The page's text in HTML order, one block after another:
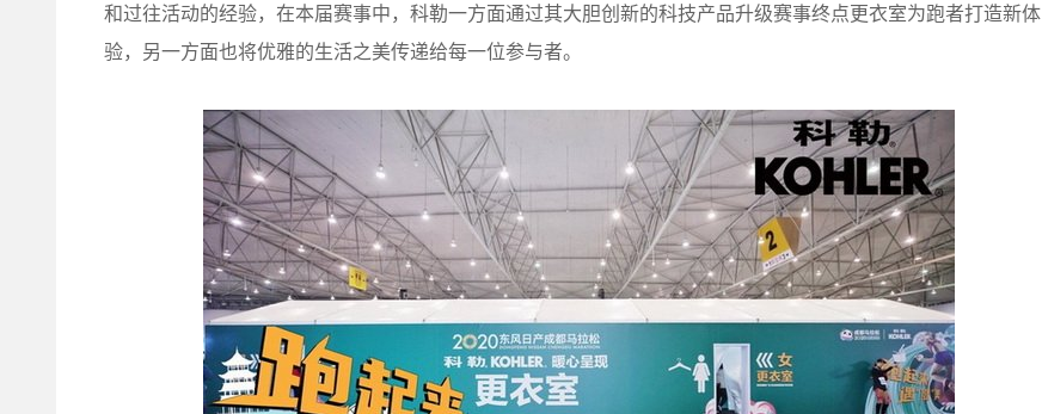
和过往活动的经验，在本届赛事中，科勒一方面通过其大胆创新的科技产品升级赛事终点更衣室为跑者打造新体
验，另一方面也将优雅的生活之美传递给每一位参与者。